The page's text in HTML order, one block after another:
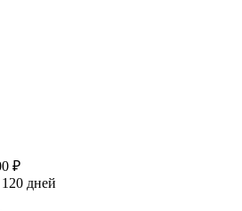
₽
120 дней